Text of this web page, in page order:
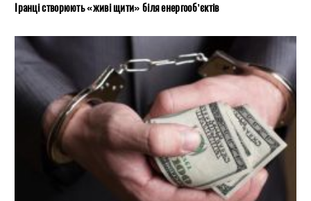
Іранці створюють «живі щити» біля енергооб’єктів